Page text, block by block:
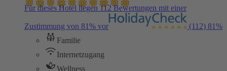
Für dieses Hotel liegen 112 Bewertungen mit einer
Zustimmung von 81% vor (112) 81%
Familie
Internetzugang
Wellness